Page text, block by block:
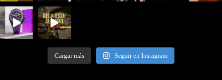
Cargar más Seguir en Instagram